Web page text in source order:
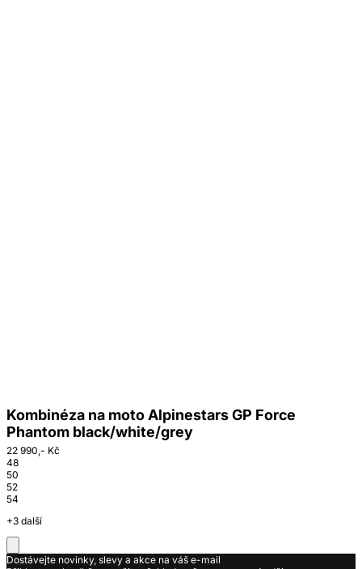
Kombinéza na moto Alpinestars GP Force
Phantom black/white/grey
22 990,- Kč
48
50
52
54
+3 další
Dostávejte novinky, slevy a akce na váš e-mail